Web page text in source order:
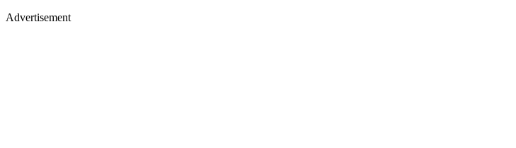
Advertisement